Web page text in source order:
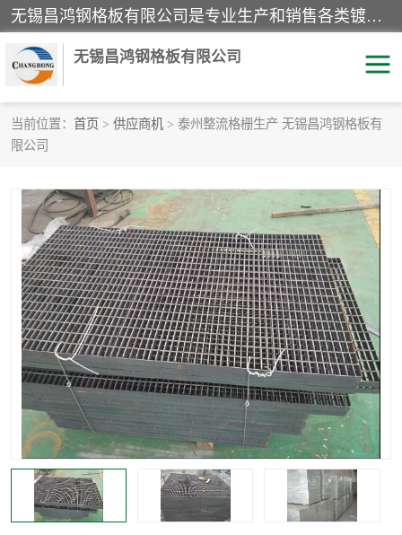
无锡昌鸿钢格板有限公司是专业生产和销售各类镀锌钢格板、镀锌钢格栅、不锈钢钢格及其相关产品的现代化企业。公司产品广泛运用于石油、化工、港口、电力、运输、造纸、医药、钢铁、食品、市政、房地产、制造业等各个领域。
无锡昌鸿钢格板有限公司
当前位置： 首页 > 供应商机 > 泰州整流格栅生产 无锡昌鸿钢格板有
限公司
镀锌钢格板
踏步板 水沟盖板
栏杆 钢格栅
齿形钢格板 钢格板
热镀锌钢格板 复合钢格板
钢格栅踏步板 插接钢格板
整流格栅